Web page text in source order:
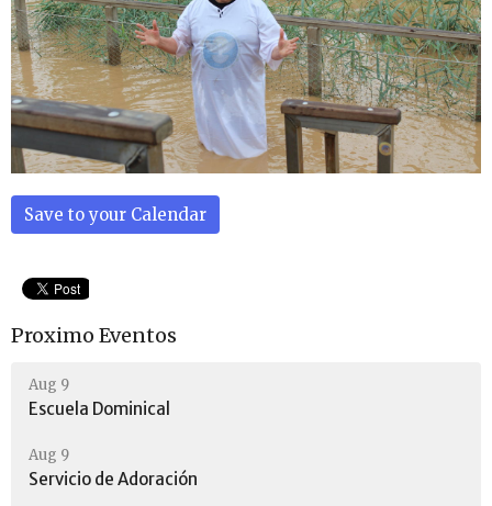
Save to your Calendar
Proximo Eventos
Aug 9
Escuela Dominical
Aug 9
Servicio de Adoración